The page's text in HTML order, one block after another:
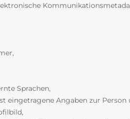
Sprachen,
eingetragene Angaben zur